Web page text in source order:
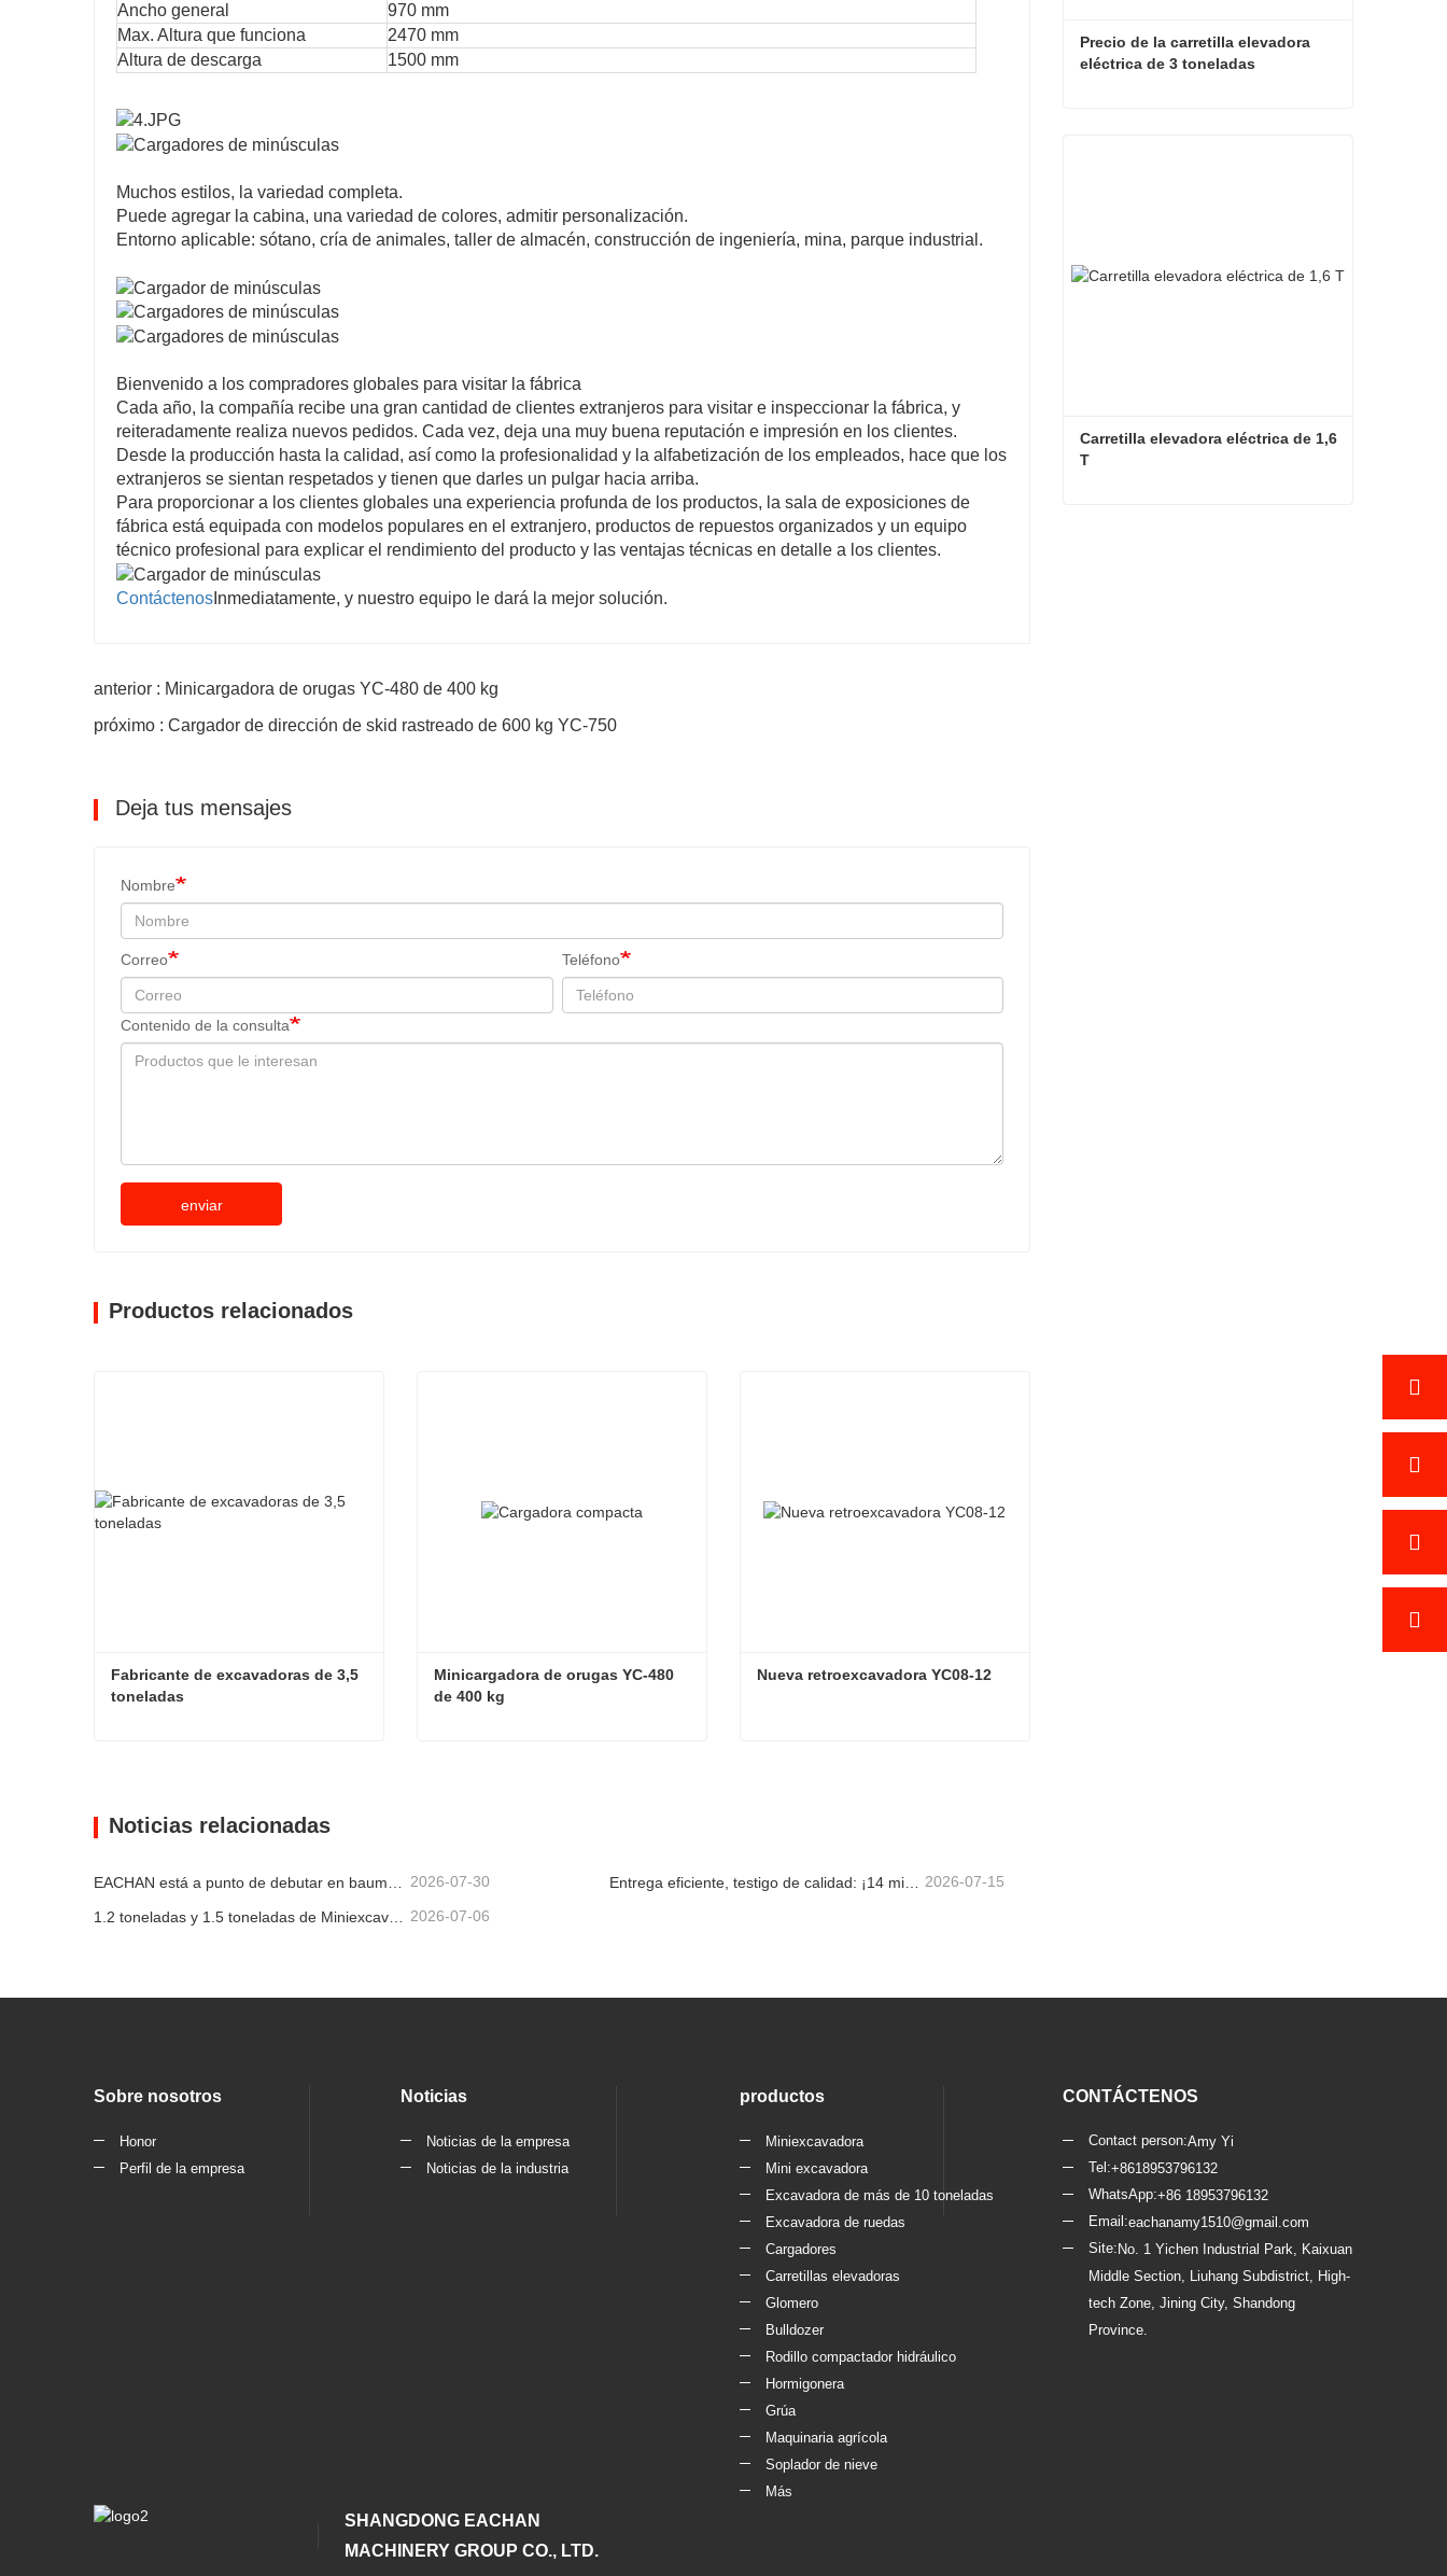
Ancho general
970 mm
Max. Altura que funciona
2470 mm
Altura de descarga
1500 mm
Muchos estilos, la variedad completa.
Puede agregar la cabina, una variedad de colores, admitir personalización.
Entorno aplicable: sótano, cría de animales, taller de almacén, construcción de ingeniería, mina, parque industrial.
Bienvenido a los compradores globales para visitar la fábrica
Cada año, la compañía recibe una gran cantidad de clientes extranjeros para visitar e inspeccionar la fábrica, y
reiteradamente realiza nuevos pedidos. Cada vez, deja una muy buena reputación e impresión en los clientes.
Desde la producción hasta la calidad, así como la profesionalidad y la alfabetización de los empleados, hace que los
extranjeros se sientan respetados y tienen que darles un pulgar hacia arriba.
Para proporcionar a los clientes globales una experiencia profunda de los productos, la sala de exposiciones de
fábrica está equipada con modelos populares en el extranjero, productos de repuestos organizados y un equipo
técnico profesional para explicar el rendimiento del producto y las ventajas técnicas en detalle a los clientes.
Contáctenos Inmediatamente, y nuestro equipo le dará la mejor solución.
anterior : Minicargadora de orugas YC-480 de 400 kg
próximo : Cargador de dirección de skid rastreado de 600 kg YC-750
Deja tus mensajes
Nombre
Correo Teléfono
Contenido de la consulta
enviar
Productos relacionados
Fabricante de excavadoras de 3,5
toneladas
Minicargadora de orugas YC-480
de 400 kg
Nueva retroexcavadora YC08-12
Noticias relacionadas
2026-07-30 Entrega eficiente, testigo de calidad: ¡14 miniexcavadoras de 1.8 toneladas han sido enviadas con éxito! 2026-07-15
1.2 toneladas y 1.5 toneladas de Miniexcavadoras Enviadas en Contenedores Hoy 2026-07-06
Precio de la carretilla elevadora
eléctrica de 3 toneladas
Carretilla elevadora eléctrica de 1,6
T
Sobre nosotros
Honor
Perfil de la empresa
Noticias
Noticias de la empresa
Noticias de la industria
productos
Miniexcavadora
Mini excavadora
Excavadora de más de 10 toneladas
Excavadora de ruedas
Cargadores
Carretillas elevadoras
Glomero
Bulldozer
Rodillo compactador hidráulico
Hormigonera
Grúa
Maquinaria agrícola
Soplador de nieve
Más
CONTÁCTENOS
Contact person:Amy Yi
Tel:+8618953796132
WhatsApp:+86 18953796132
Email:eachanamy1510@gmail.com
Site: No. 1 Yichen Industrial Park, Kaixuan
Middle Section, Liuhang Subdistrict, High-
tech Zone, Jining City, Shandong
Province.
SHANGDONG EACHAN
MACHINERY GROUP CO., LTD.